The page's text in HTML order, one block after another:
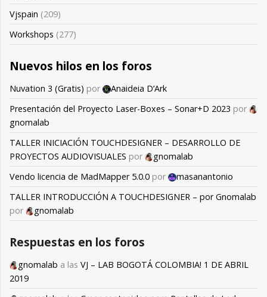
Vjspain (209)
Workshops (277)
Nuevos hilos en los foros
Nuvation 3 (Gratis) por
Anaideia D’Ark
Presentación del Proyecto Laser-Boxes – Sonar+D 2023 por
gnomalab
TALLER INICIACIÓN TOUCHDESIGNER – DESARROLLO DE
PROYECTOS AUDIOVISUALES por
gnomalab
Vendo licencia de MadMapper 5.0.0 por
masanantonio
TALLER INTRODUCCIÓN A TOUCHDESIGNER – por Gnomalab
por
gnomalab
Respuestas en los foros
gnomalab a las VJ – LAB BOGOTÁ COLOMBIA! 1 DE ABRIL
2019